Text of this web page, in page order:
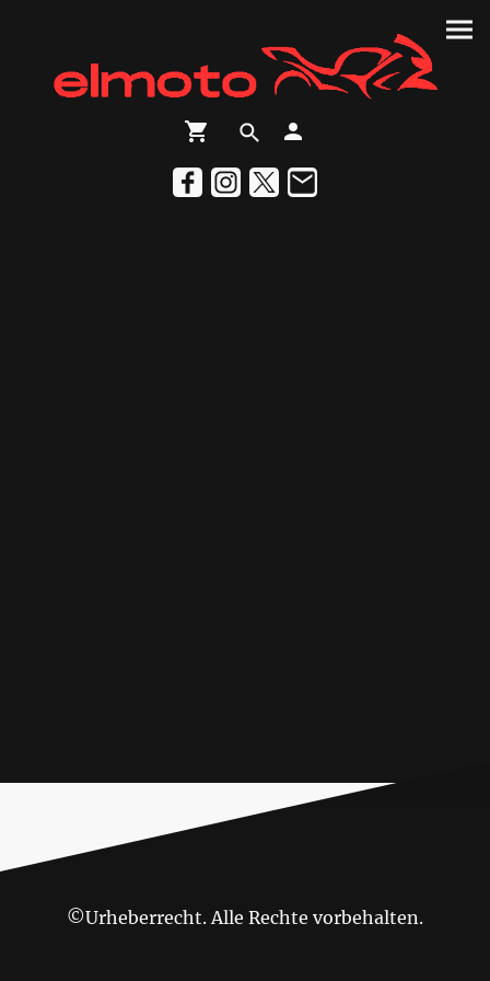
©Urheberrecht. Alle Rechte vorbehalten.